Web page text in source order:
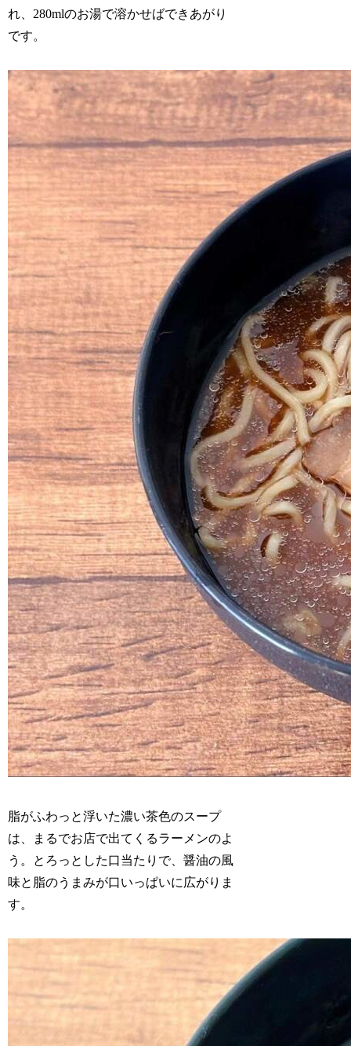
れ、280mlのお湯で溶かせばできあがり
です。
脂がふわっと浮いた濃い茶色のスープ
は、まるでお店で出てくるラーメンのよ
う。とろっとした口当たりで、醤油の風
味と脂のうまみが口いっぱいに広がりま
す。